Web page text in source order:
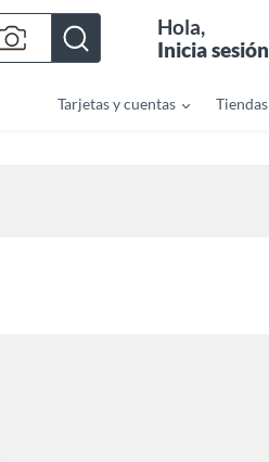
Hola,
Inicia sesión
Tarjetas y cuentas Tiendas